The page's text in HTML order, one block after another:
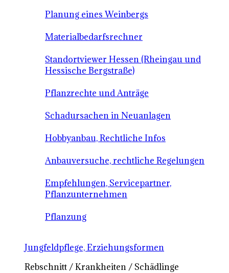
Planung eines Weinbergs
Materialbedarfsrechner
Standortviewer Hessen (Rheingau und
Hessische Bergstraße)
Pflanzrechte und Anträge
Schadursachen in Neuanlagen
Hobbyanbau, Rechtliche Infos
Anbauversuche, rechtliche Regelungen
Empfehlungen, Servicepartner,
Pflanzunternehmen
Pflanzung
Jungfeldpflege, Erziehungsformen
Rebschnitt / Krankheiten / Schädlinge